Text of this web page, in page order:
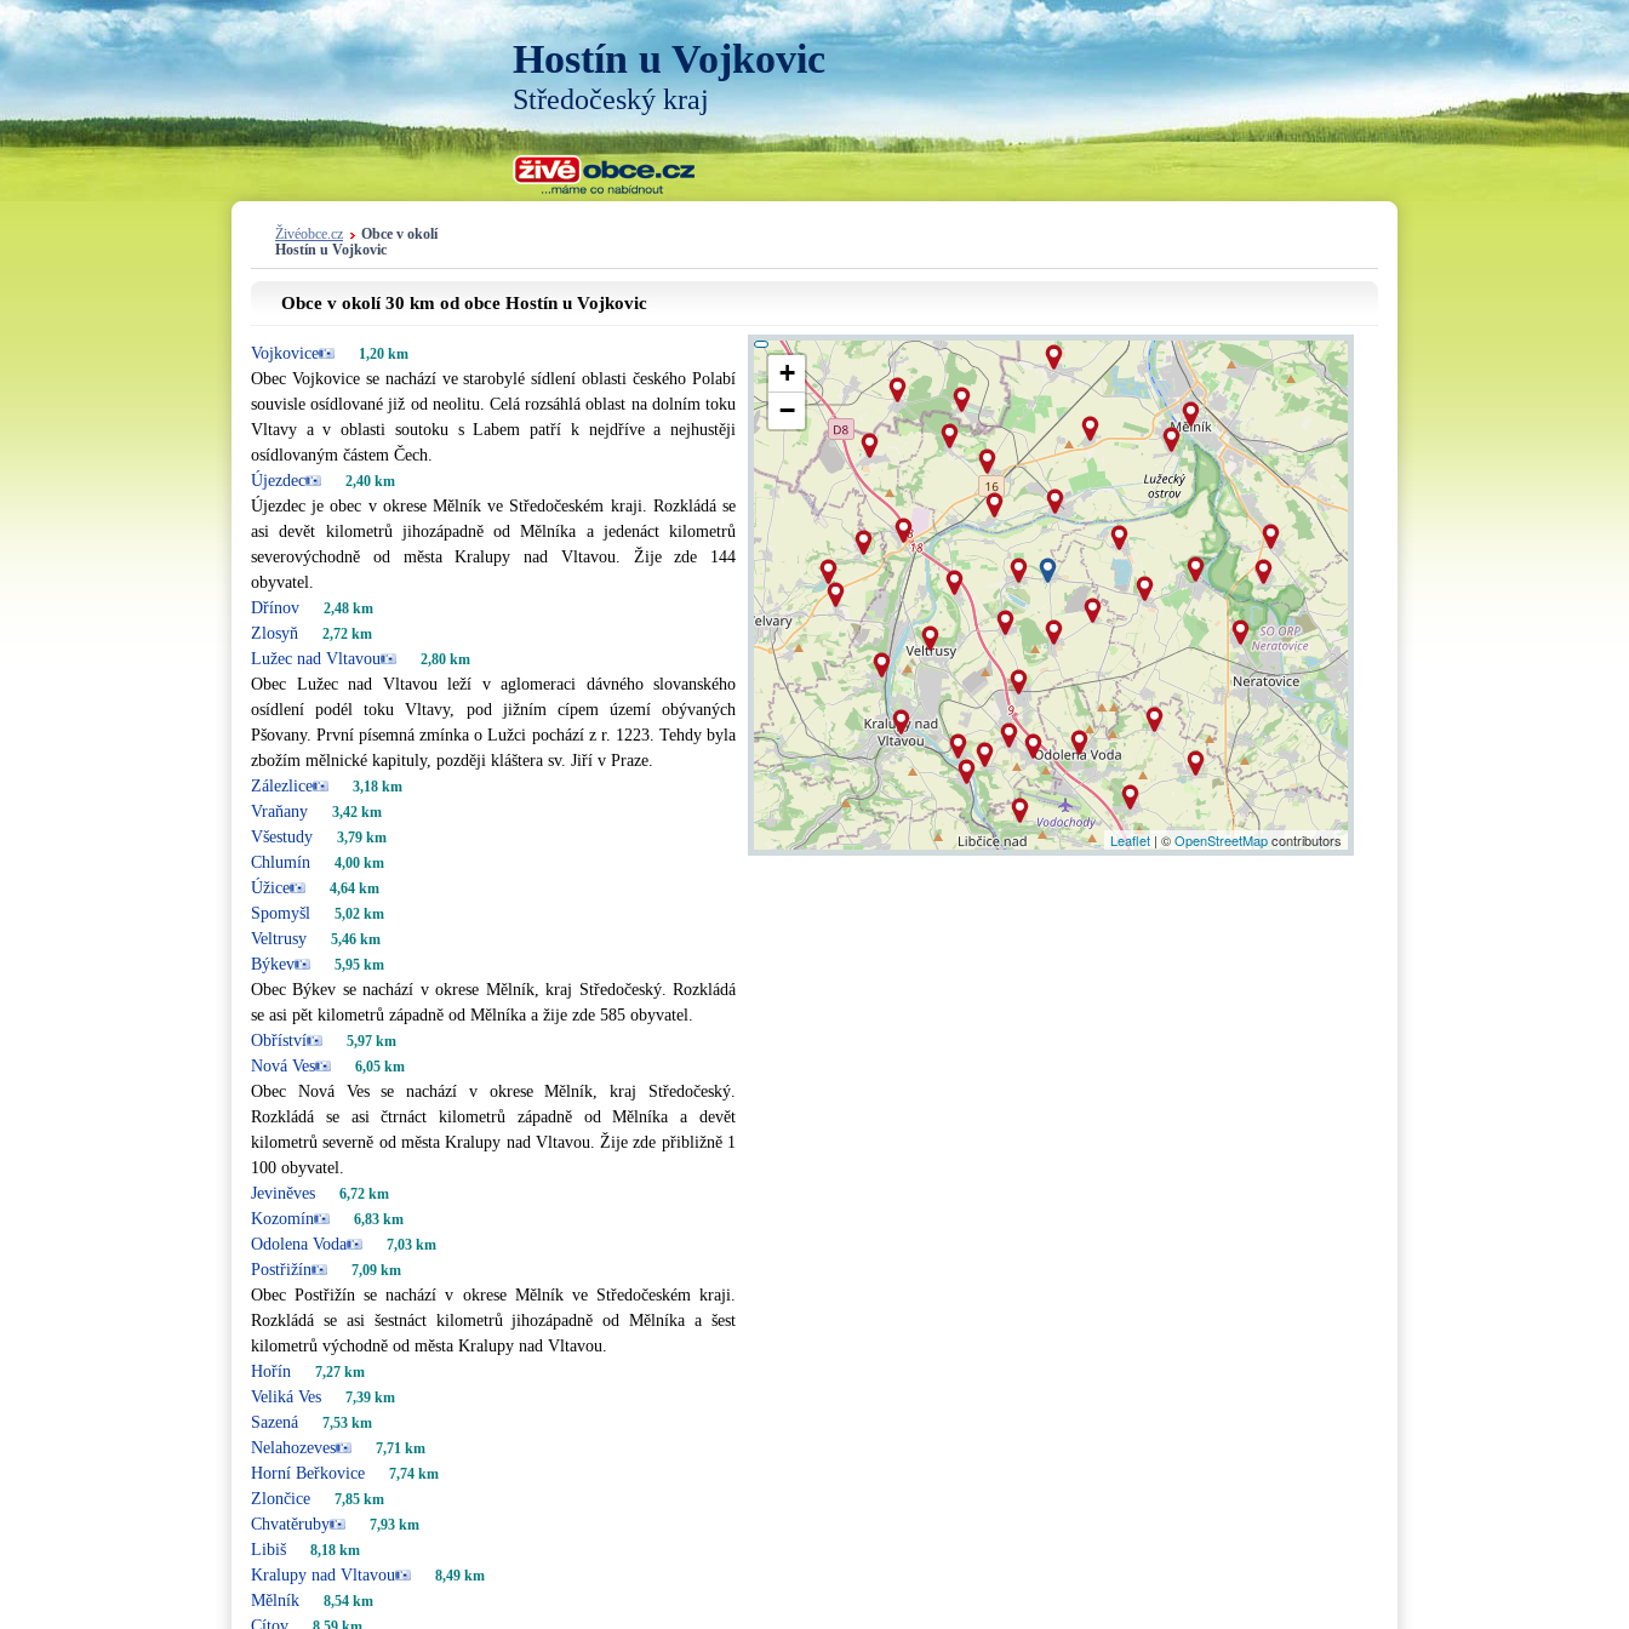
Hostín u Vojkovic
Středočeský kraj
Živéobce.cz
Obce v okolí
Hostín u Vojkovic
Obce v okolí 30 km od obce Hostín u Vojkovic
Vojkovice 1,20 km
Obec Vojkovice se nachází ve starobylé sídlení oblasti českého Polabí
souvisle osídlované již od neolitu. Celá rozsáhlá oblast na dolním toku
Vltavy a v oblasti soutoku s Labem patří k nejdříve a nejhustěji
osídlovaným částem Čech.
Újezdec
2,40 km
Újezdec je obec v okrese Mělník ve Středočeském kraji. Rozkládá se
asi devět kilometrů jihozápadně od Mělníka a jedenáct kilometrů
severovýchodně od města Kralupy nad Vltavou. Žije zde 144
obyvatel.
Dřínov
2,48 km
Zlosyň 2,72 km
Lužec nad Vltavou 2,80 km
Obec Lužec nad Vltavou leží v aglomeraci dávného slovanského
osídlení podél toku Vltavy, pod jižním cípem území obývaných
Pšovany. První písemná zmínka o Lužci pochází z r. 1223. Tehdy byla
zbožím mělnické kapituly, později kláštera sv. Jiří v Praze.
Zálezlice
3,18 km
Vraňany 3,42 km
Všestudy 3,79 km
Chlumín 4,00 km
Úžice 4,64 km
Spomyšl 5,02 km
Veltrusy 5,46 km
Býkev 5,95 km
Obec Býkev se nachází v okrese Mělník, kraj Středočeský. Rozkládá
se asi pět kilometrů západně od Mělníka a žije zde 585 obyvatel.
Obříství
5,97 km
Nová Ves 6,05 km
Obec Nová Ves se nachází v okrese Mělník, kraj Středočeský.
Rozkládá se asi čtrnáct kilometrů západně od Mělníka a devět
kilometrů severně od města Kralupy nad Vltavou. Žije zde přibližně 1
100 obyvatel.
Jeviněves
6,72 km
Kozomín 6,83 km
Odolena Voda 7,03 km
Postřižín 7,09 km
Obec Postřižín se nachází v okrese Mělník ve Středočeském kraji.
Rozkládá se asi šestnáct kilometrů jihozápadně od Mělníka a šest
kilometrů východně od města Kralupy nad Vltavou.
Hořín
7,27 km
Veliká Ves 7,39 km
Sazená 7,53 km
Nelahozeves 7,71 km
Horní Beřkovice 7,74 km
Zlončice 7,85 km
Chvatěruby 7,93 km
Libiš 8,18 km
Kralupy nad Vltavou 8,49 km
Mělník 8,54 km
+
−
Leaflet | ©OpenStreetMapcontributors